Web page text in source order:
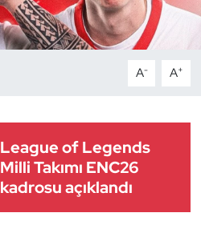
A- A+
League of Legends
Milli Takımı ENC26
kadrosu açıklandı